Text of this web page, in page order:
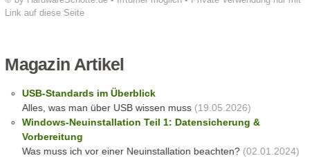
Link auf diese Seite
Magazin Artikel
USB-Standards im Überblick
Alles, was man über USB wissen muss(19.05.2026)
Windows-Neuinstallation Teil 1: Datensicherung &
Vorbereitung
Was muss ich vor einer Neuinstallation beachten?(02.01.2024)